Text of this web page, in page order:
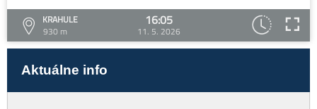
KRAHULE
930 m
16:05
11. 5. 2026
Aktuálne info